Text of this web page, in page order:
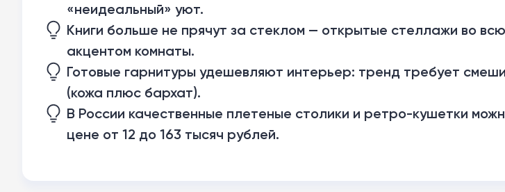
«неидеальный» уют.
Книги больше не прячут за стеклом — открытые стеллажи во
акцентом комнаты.
Готовые гарнитуры удешевляют интерьер: тренд требует
(кожа плюс бархат).
В России качественные плетеные столики и ретро-кушетки
цене от 12 до 163 тысяч рублей.